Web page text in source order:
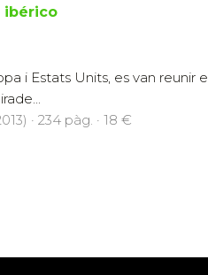
ibérico
i Estats Units, es van
· 234 pàg. · 18 €